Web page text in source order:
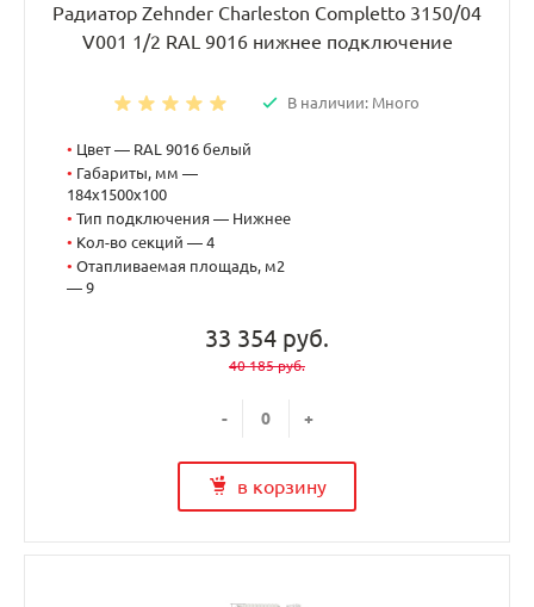
Радиатор Zehnder Charleston Completto 3150/04
V001 1/2 RAL 9016 нижнее подключение
В наличии: Много
• Цвет — RAL 9016 белый
• Габариты, мм —
184x1500x100
• Тип подключения — Нижнее
• Кол-во секций — 4
• Отапливаемая площадь, м2
— 9
33 354 руб.
40 185 руб.
- +
в корзину